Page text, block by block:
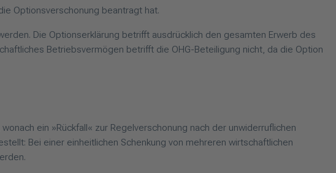
Optionsverschonung beantragt hat.
Die Optionserklärung betrifft ausdrücklich den gesamten Erwerb des
Betriebsvermögen betrifft die OHG-Beteiligung nicht, da die Option
ein »Rückfall« zur Regelverschonung nach der unwiderruflichen
Bei einer einheitlichen Schenkung von mehreren wirtschaftlichen